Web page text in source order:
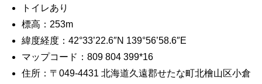
トイレあり
標高：253m
緯度経度：42°33’22.6″N 139°56’58.6″E
マップコード：809 804 399*16
住所：〒049-4431 北海道久遠郡せたな町北檜山区小倉